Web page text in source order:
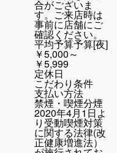
合がございま
す。ご来店時は
事前に店舗にご
確認ください。
平均予算予算[夜]
￥5,000～
￥5,999
定休日
こだわり条件
支払い方法
禁煙・喫煙分煙
2020年4月1日よ
り受動喫煙対策
に関する法律(改
正健康増進法）